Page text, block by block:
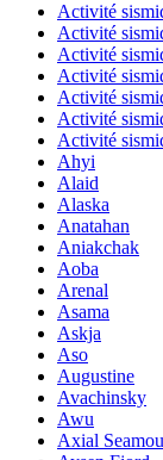
Activité
Activité
Activité
Activité
Activité
Activité
Activité
Ahyi
Alaid
Alaska
Anatahan
Aniakchak
Aoba
Arenal
Asama
Askja
Aso
Augustine
Avachinsky
Awu
Axial